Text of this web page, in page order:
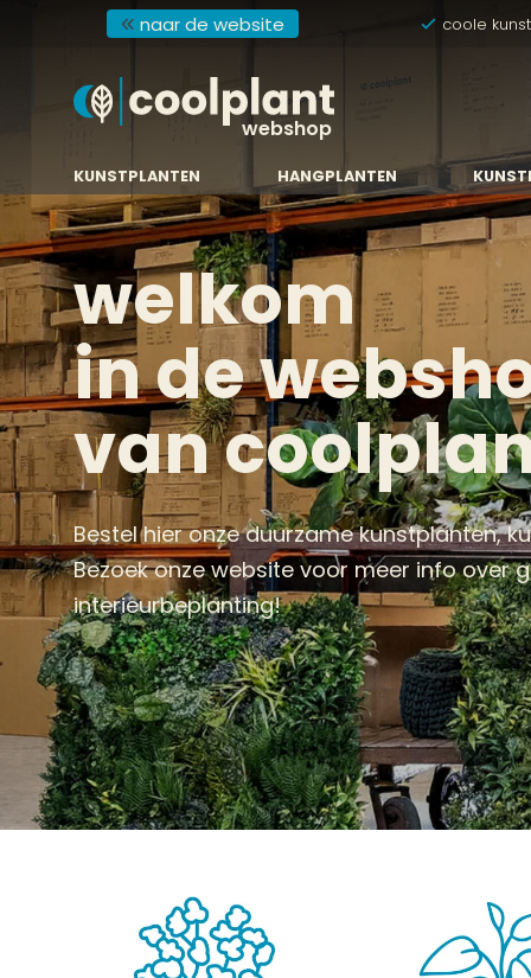
naar de website coole
webshop
KUNSTPLANTEN HANGPLANTEN
welkom
in de
van
Bestel hier onze duurzame kunstplanten,
Bezoek onze website voor meer info over
interieurbeplanting!
KUNSTPLANTEN HANGPLANTEN